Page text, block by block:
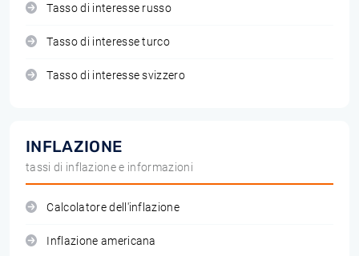
Tasso di interesse russo
Tasso di interesse turco
Tasso di interesse svizzero
INFLAZIONE
tassi di inflazione e informazioni
Calcolatore dell'inflazione
Inflazione americana